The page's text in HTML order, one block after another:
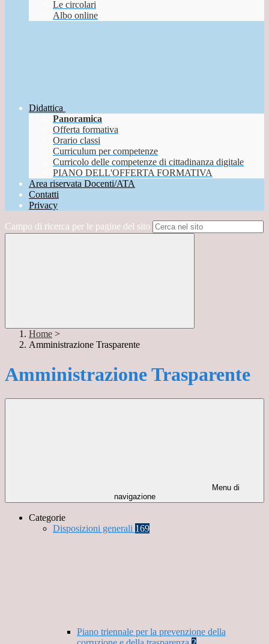
Le circolari
Albo online
Didattica
Panoramica
Offerta formativa
Orario classi
Curriculum per competenze
Curricolo delle competenze di cittadinanza digitale
PIANO DELL'OFFERTA FORMATIVA
Area riservata Docenti/ATA
Contatti
Privacy
Campo di ricerca per le pagine del sito
Home >
Amministrazione Trasparente
Amministrazione Trasparente
Menu di
navigazione
Categorie
Disposizioni generali 169
Piano triennale per la prevenzione della